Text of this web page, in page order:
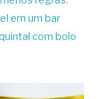
em um bar
com bolo